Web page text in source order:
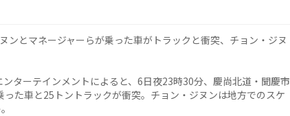
ンとマネージャーらが乗った車がトラックと衝突、チョン・ジヌ
ターテインメントによると、6日夜23時30分、慶尚北道・聞慶市
た車と25トントラックが衝突。チョン・ジヌンは地方でのスケ